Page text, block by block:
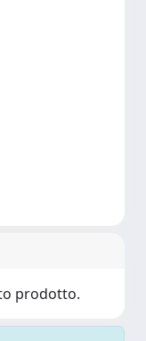
prodotto.